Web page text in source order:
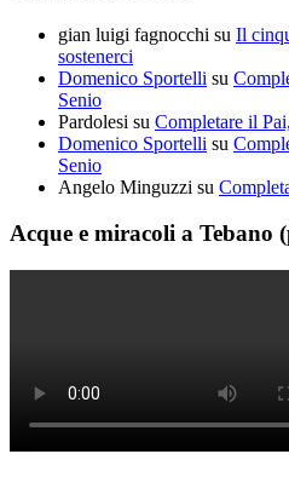
gian luigi fagnocchi su Il
sostenerci
Domenico Sportelli su
Senio
Pardolesi su Completare il
Domenico Sportelli su
Senio
Angelo Minguzzi su
Acque e miracoli a Tebano